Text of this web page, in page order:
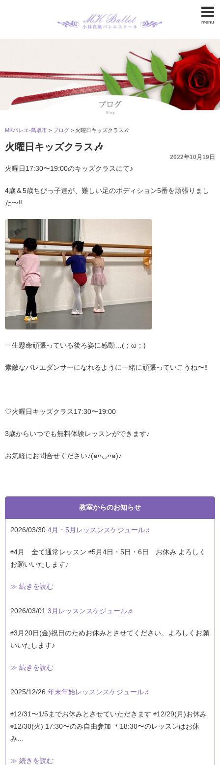
menu
MKバレエ-鳥取市 > ブログ > 火曜日キッズクラス🎶
火曜日キッズクラス🎶
2022年10月19日
火曜日17:30〜19:00のキッズクラスにて♪
4歳＆5歳ちびっ子達が、難しい足のポディション5番を頑張りまし
た〜‼︎
一生懸命頑張っている後ろ姿に感動…(；ω；)
素敵なバレエダンサーになれるように一緒に頑張っていこうね〜‼︎
♡火曜日キッズクラス17:30〜19:00
3歳からいつでも無料体験レッスンができます♪
お気軽にお問合せください♪(๑ᴖ◡ᴖ๑)♪
教室からのお知らせ
2026/03/30 4月・5月レッスンスケジュール♬
◉4月 全て通常レッスン ◉5月4日・5日・6日 お休み よろしく
お願いいたします♪
≫ 続きを読む
2026/03/01 3月レッスンスケジュール♬
◉3月20日(金)祝日のためお休みとさせてください。よろしくお願
いいたします♪
≫ 続きを読む
2025/12/26 年末年始レッスンスケジュール♬
◉12/31〜1/5までお休みとさせていただきます ◉12/29(月)お休み
◉12/30(火) 17:30〜のみ自由参加 ＊18:30〜のレッスンはお休
み…
≫ 続きを読む